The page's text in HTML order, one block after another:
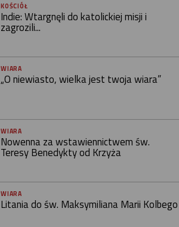
KOŚCIÓŁ
Indie: Wtargnęli do katolickiej misji i
zagrozili...
WIARA
„O niewiasto, wielka jest twoja wiara”
WIARA
Nowenna za wstawiennictwem św.
Teresy Benedykty od Krzyża
WIARA
Litania do św. Maksymiliana Marii Kolbego